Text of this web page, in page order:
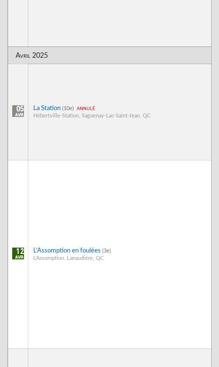
Avril 2025
05 La Station (10e) annulé
Hébertville-Station, Saguenay-Lac-Saint-Jean, QC
12 L'Assomption en foulées (3e)
L'Assomption, Lanaudière, QC